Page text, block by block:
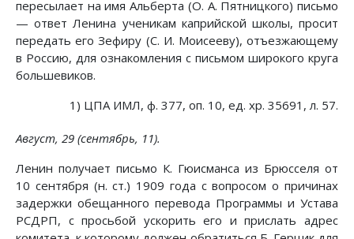
пересылает на имя Альберта (О. А. Пятницкого) письмо
— ответ Ленина ученикам каприйской школы, просит
передать его Зефиру (С. И. Моисееву), отъезжающему
в Россию, для ознакомления с письмом широкого круга
большевиков.
1) ЦПА ИМЛ, ф. 377, оп. 10, ед. хр. 35691, л. 57.
Август, 29 (сентябрь, 11).
Ленин получает письмо К. Гюисманса из Брюсселя от
10 сентября (н. ст.) 1909 года с вопросом о причинах
задержки обещанного перевода Программы и Устава
РСДРП, с просьбой ускорить его и прислать адрес